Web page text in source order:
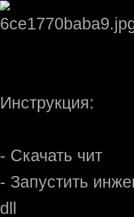
Инструкция:
- Скачать чит
- Запустить
dll